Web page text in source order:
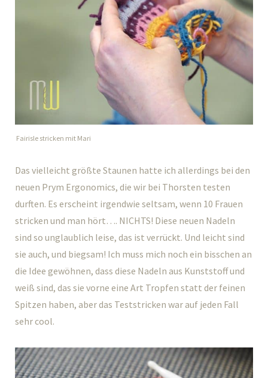
Fairisle stricken mit Mari
Das vielleicht größte Staunen hatte ich allerdings bei den
neuen Prym Ergonomics, die wir bei Thorsten testen
durften. Es erscheint irgendwie seltsam, wenn 10 Frauen
stricken und man hört…. NICHTS! Diese neuen Nadeln
sind so unglaublich leise, das ist verrückt. Und leicht sind
sie auch, und biegsam! Ich muss mich noch ein bisschen an
die Idee gewöhnen, dass diese Nadeln aus Kunststoff und
weiß sind, das sie vorne eine Art Tropfen statt der feinen
Spitzen haben, aber das Teststricken war auf jeden Fall
sehr cool.